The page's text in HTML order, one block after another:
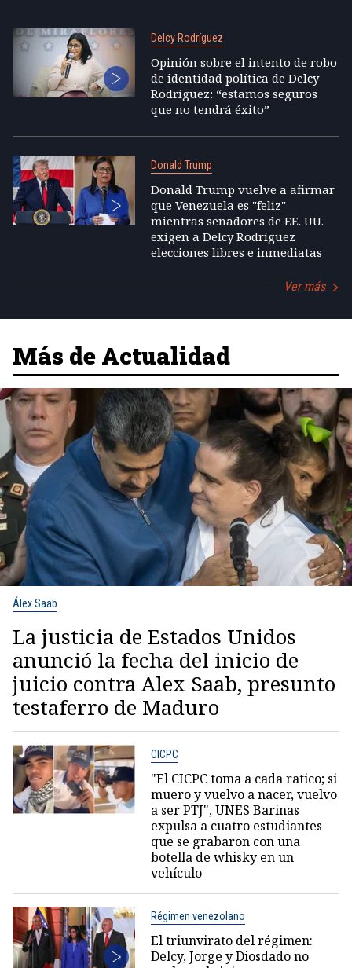
Delcy Rodríguez
Opinión sobre el intento de robo
de identidad política de Delcy
Rodríguez: “estamos seguros
que no tendrá éxito”
Donald Trump
Donald Trump vuelve a afirmar
que Venezuela es "feliz"
mientras senadores de EE. UU.
exigen a Delcy Rodríguez
elecciones libres e inmediatas
Ver más
Más de Actualidad
Álex Saab
La justicia de Estados Unidos
anunció la fecha del inicio de
juicio contra Alex Saab, presunto
testaferro de Maduro
CICPC
"El CICPC toma a cada ratico; si
muero y vuelvo a nacer, vuelvo
a ser PTJ", UNES Barinas
expulsa a cuatro estudiantes
que se grabaron con una
botella de whisky en un
vehículo
Régimen venezolano
El triunvirato del régimen:
Delcy, Jorge y Diosdado no